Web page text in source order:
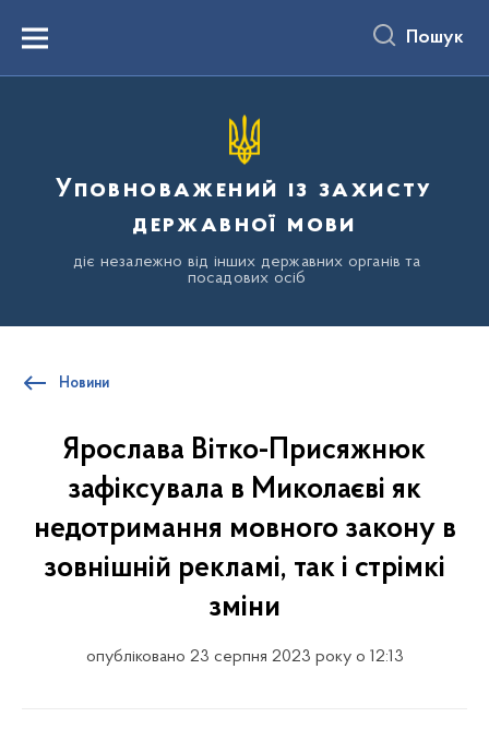
вмістуMenu Пошук
Уповноважений із захисту
державної мови
діє незалежно від інших державних органів та
посадових осіб
Новини
Ярослава Вітко-Присяжнюк
зафіксувала в Миколаєві як
недотримання мовного закону в
зовнішній рекламі, так і стрімкі
зміни
опубліковано 23 серпня 2023 року о 12:13